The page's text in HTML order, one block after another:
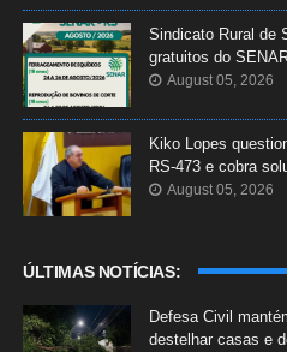
Sindicato Rural de
gratuitos do
August 05, 2026
Kiko Lopes
RS-473 e cobra
August 05, 2026
ÚLTIMAS NOTÍCIAS:
Defesa Civil
destelhar casas e